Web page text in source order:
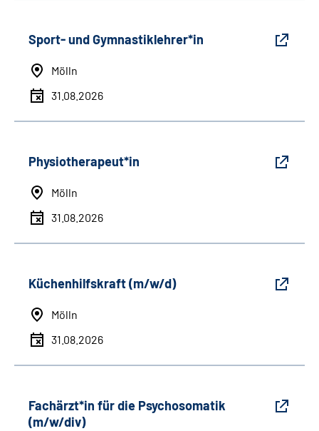
Sport- und Gymnastiklehrer*in
Mölln
31.08.2026
Physiotherapeut*in
Mölln
31.08.2026
Küchenhilfskraft (m/w/d)
Mölln
31.08.2026
Fachärzt*in für die Psychosomatik
(m/w/div)